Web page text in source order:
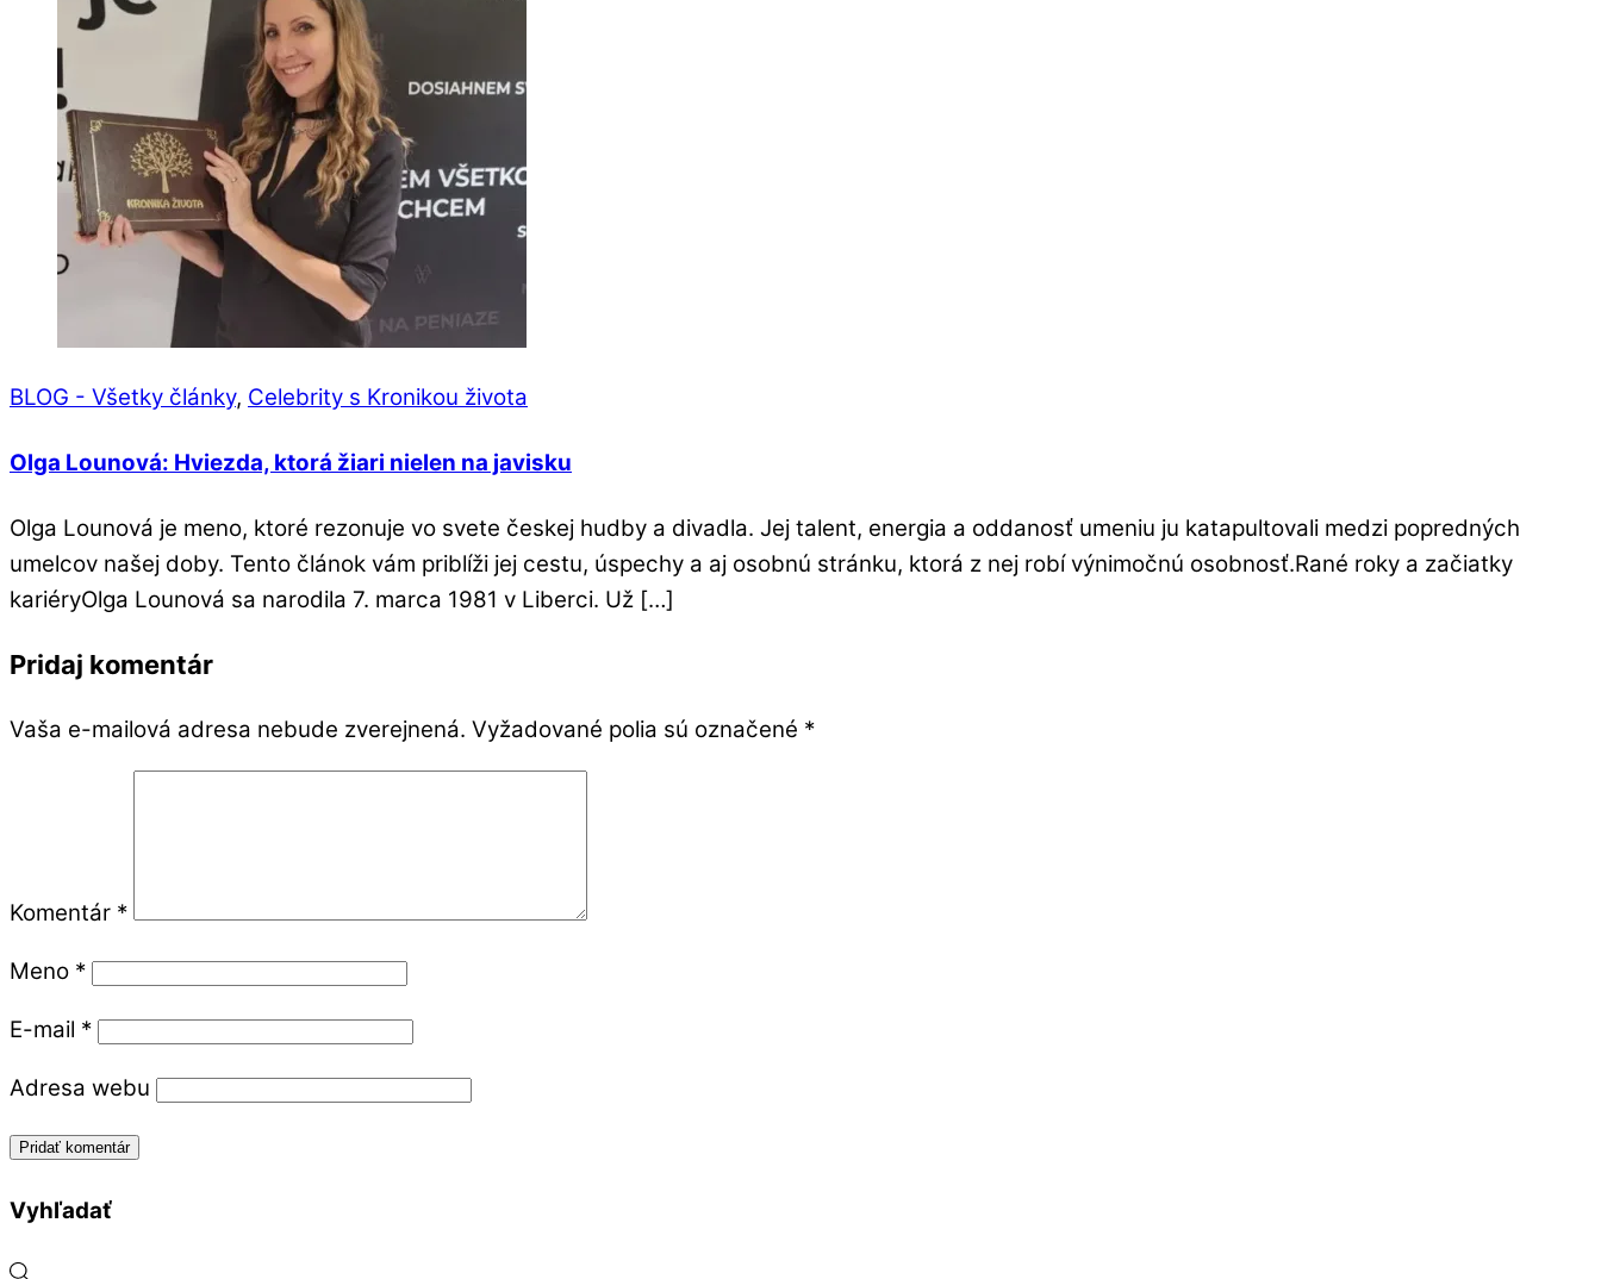
BLOG - Všetky články, Celebrity s Kronikou života
Olga Lounová: Hviezda, ktorá žiari nielen na javisku
Olga Lounová je meno, ktoré rezonuje vo svete českej hudby a divadla. Jej talent, energia a oddanosť umeniu ju katapultovali medzi popredných
umelcov našej doby. Tento článok vám priblíži jej cestu, úspechy a aj osobnú stránku, ktorá z nej robí výnimočnú osobnosť.Rané roky a začiatky
kariéryOlga Lounová sa narodila 7. marca 1981 v Liberci. Už […]
Pridaj komentár
Vaša e-mailová adresa nebude zverejnená. Vyžadované polia sú označené *
Komentár *
Meno *
E-mail *
Adresa webu
Vyhľadať